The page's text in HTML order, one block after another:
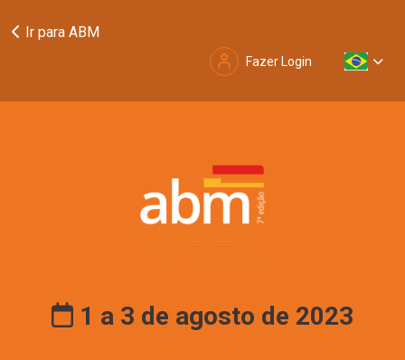
Ir para ABM
Fazer Login
1 a 3 de agosto de 2023